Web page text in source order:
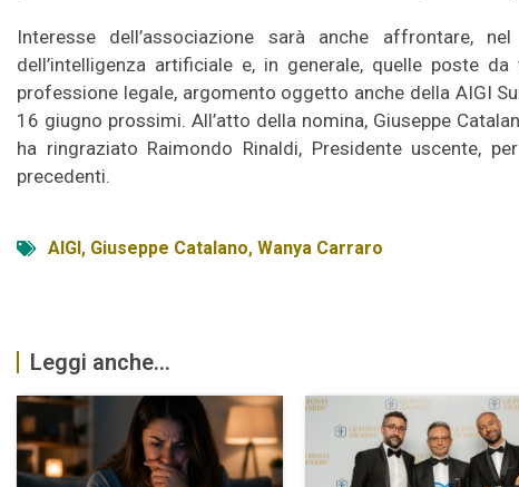
Interesse dell’associazione sarà anche affrontare,
dell’intelligenza artificiale e, in generale, quelle poste
professione legale, argomento oggetto anche della AIGI
16 giugno prossimi. All’atto della nomina, Giuseppe
ha ringraziato Raimondo Rinaldi, Presidente uscente,
precedenti.
AIGI , Giuseppe Catalano, Wanya Carraro
Leggi anche...